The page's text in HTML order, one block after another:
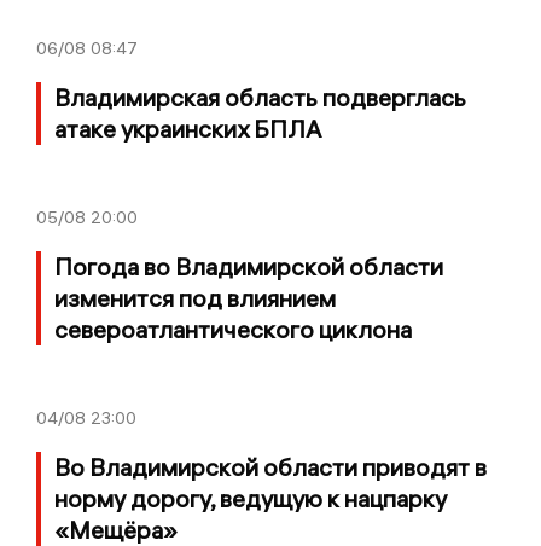
06/08 08:47
Владимирская область подверглась
атаке украинских БПЛА
05/08 20:00
Погода во Владимирской области
изменится под влиянием
североатлантического циклона
04/08 23:00
Во Владимирской области приводят в
норму дорогу, ведущую к нацпарку
«Мещёра»